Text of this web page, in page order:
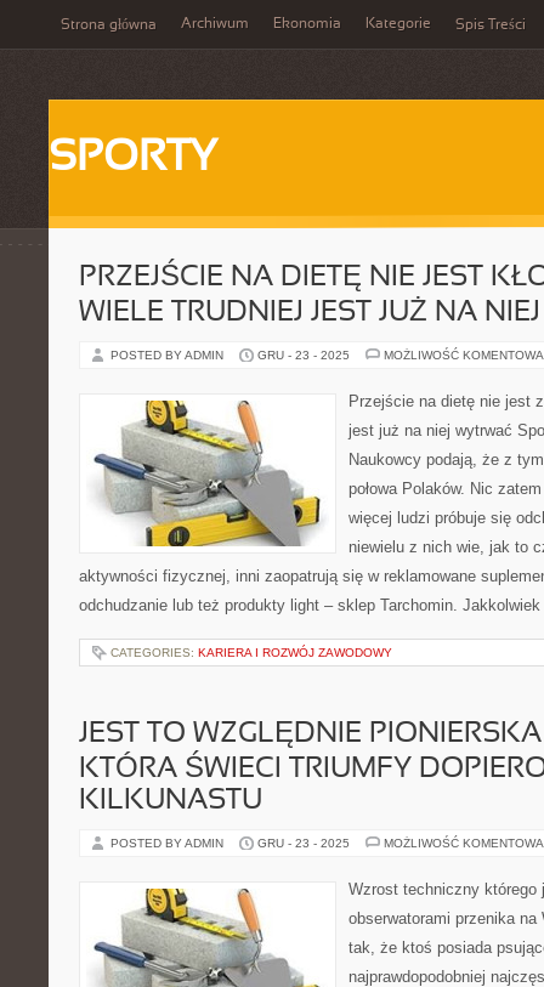
Strona główna Archiwum Ekonomia Kategorie Spis Treści
SPORTY
PRZEJŚCIE NA DIETĘ NIE JEST
WIELE TRUDNIEJ JEST JUŻ NA
POSTED BY ADMIN GRU - 23 - 2025 MOŻLIWOŚĆ
Przejście na dietę nie jest
jest już na niej wytrwać
Naukowcy podają, że z
połowa Polaków. Nic
więcej ludzi próbuje się
niewielu z nich wie, jak to
aktywności fizycznej, inni zaopatrują się w reklamowane
odchudzanie lub też produkty light – sklep Tarchomin.
CATEGORIES: KARIERA I ROZWÓJ ZAWODOWY
JEST TO WZGLĘDNIE
KTÓRA ŚWIECI TRIUMFY
KILKUNASTU
POSTED BY ADMIN GRU - 23 - 2025 MOŻLIWOŚĆ
Wzrost techniczny którego
obserwatorami przenika
tak, że ktoś posiada
najprawdopodobniej